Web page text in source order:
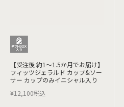
【受注後 約1～1.5か月でお届け】
フィッツジェラルド カップ&ソー
サー カップのみイニシャル入り
¥12,100税込